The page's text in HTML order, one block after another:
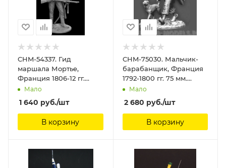
CHM-54337. Гид
маршала Мортье,
Франция 1806-12 гг.
Материал - смола.
Chronos Miniatures, 54
мм
Мало
1 640 руб./шт
В корзину
CHM-75030. Мальчик-
барабанщик, Франция
1792-1800 гг. 75 мм.
Материал - смола.
Chronos Miniatures,
Мало
2 680 руб./шт
В корзину